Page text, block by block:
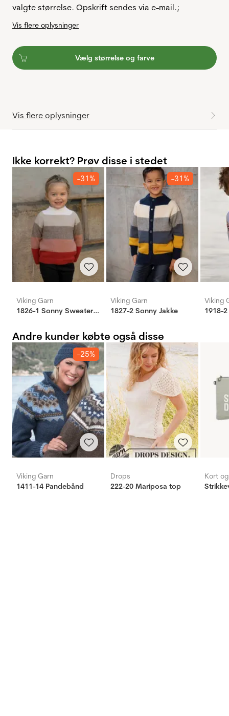
valgte størrelse. Opskrift sendes via e-mail.;
Vis flere oplysninger
Vælg størrelse og farve
Vis flere oplysninger
Ikke korrekt? Prøv disse i stedet
-31%
Viking Garn
1826-1 Sonny Sweater rød
-31%
Viking Garn
1827-2 Sonny Jakke
Viking
1918-
Andre kunder købte også disse
-25%
Viking Garn
1411-14 Pandebånd
Drops
222-20 Mariposa top
Kort